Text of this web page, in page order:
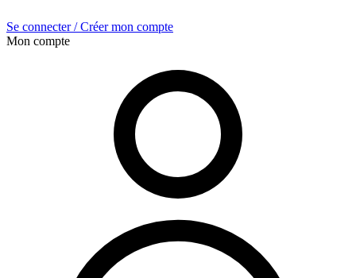
Se connecter / Créer mon compte
Mon compte